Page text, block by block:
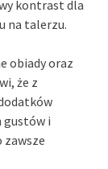
kontrast dla
na talerzu.
obiady oraz
że z
gustów i
zawsze